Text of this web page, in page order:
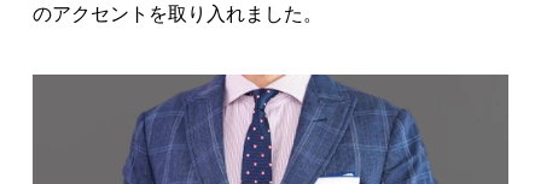
のアクセントを取り入れました。